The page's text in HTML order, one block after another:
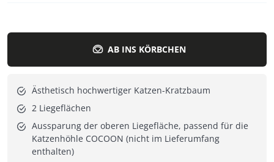
AB INS KÖRBCHEN
Ästhetisch hochwertiger Katzen-Kratzbaum
2 Liegeflächen
Aussparung der oberen Liegefläche, passend für die
Katzenhöhle COCOON (nicht im Lieferumfang
enthalten)